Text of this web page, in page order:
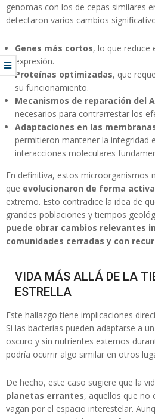
genomas con los de cepas similares
detectaron varios cambios
Genes más cortos, lo que reduce
expresión.
Proteínas optimizadas, que
su funcionamiento.
Mecanismos de reparación del
necesarios para contrarrestar los
Adaptaciones en las
permitieron mantener la integridad
interacciones moleculares
En definitiva, estos microorganismos
que evolucionaron de forma activa
extremo. Esto contradice la idea de
grandes poblaciones y tiempos
puede obrar cambios relevantes
comunidades cerradas y con
VIDA MÁS ALLÁ DE LA
ESTRELLA
Este hallazgo tiene implicaciones
Si las bacterias pueden adaptarse a
oscuro y sin nutrientes externos
podría ocurrir algo similar en otros
De hecho, este caso sugiere que la
planetas errantes, aquellos que no
vagan por el espacio interestelar.